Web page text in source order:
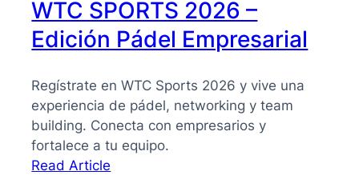
WTC SPORTS 2026 –
Edición Pádel Empresarial
Regístrate en WTC Sports 2026 y vive una
experiencia de pádel, networking y team
building. Conecta con empresarios y
fortalece a tu equipo.
Read Article